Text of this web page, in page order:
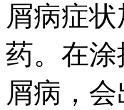
屑病症
药。在
屑病，